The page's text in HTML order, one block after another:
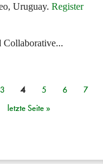
Uruguay. Register
Collaborative...
3 4 5 6
7
letzte Seite »